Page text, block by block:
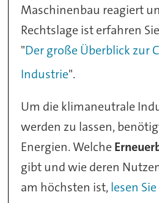
Maschinenbau reagiert
Rechtslage ist erfahren
"Der große Überblick zur
Industrie".
Um die klimaneutrale
werden zu lassen,
Energien. Welche
gibt und wie deren
am höchsten ist, lesen